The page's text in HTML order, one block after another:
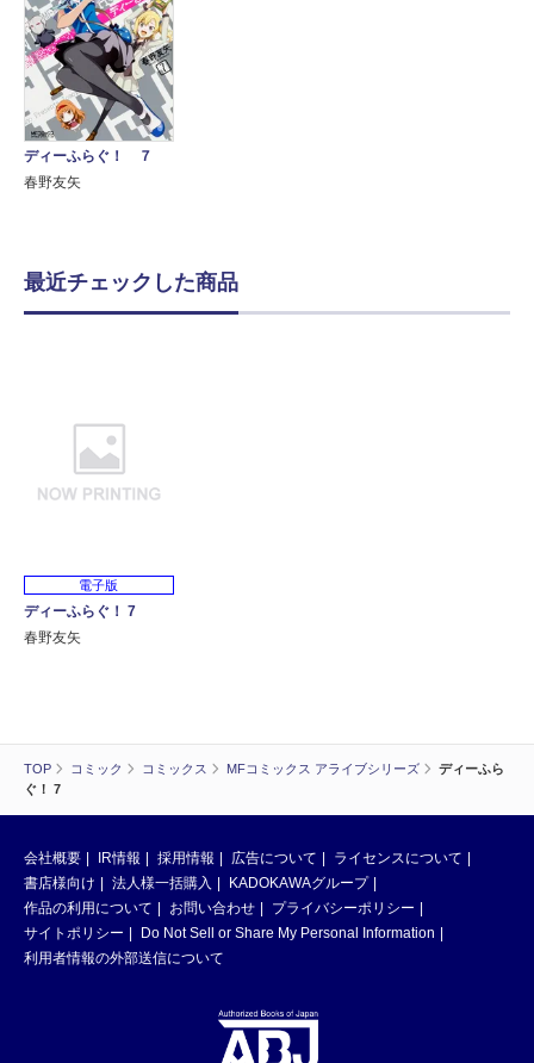
TOP コミック コミックス MFコミックス アライブシリーズ
ディーふら
ぐ！ 7
ディーふらぐ！ ７
春野友矢
最近チェックした商品
電子版
ディーふらぐ！ 7
春野友矢
会社概要 IR情報 採用情報 広告について
ライセンスについて
書店様向け
法人様一括購入
KADOKAWAグループ
作品の利用について
お問い合わせ
プライバシーポリシー
サイトポリシー
Do Not Sell or Share My Personal Information
利用者情報の外部送信について